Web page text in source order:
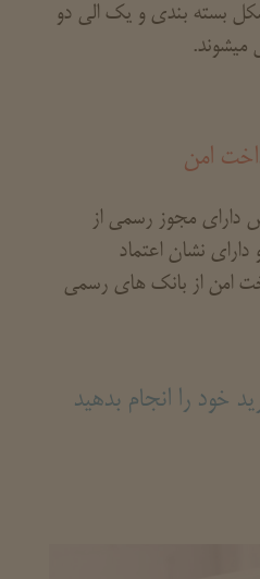
بسته بندی و یک الی دو
میشوند.
امن
دارای مجوز رسمی از
نشان اعتماد
امن از بانک های رسمی
خود را انجام بدهید